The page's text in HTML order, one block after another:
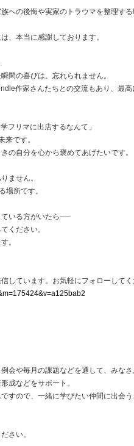
への後悔や実家のトラウマを整理する
、本当に感謝しております。
間の喜びは、忘れられません。
作家さんたちとの交流もあり、最高
フリマに出店するなんて」
来です。
の自分を心から褒めてあげたいです。
ません。
場所です。
ている方がいたら──
ください。
。
しています。お気軽にフォローしてく
会や毎月の課題などを通して、みな
成などをサポート。
すので、一緒に学びたい仲間に出会う
さい。